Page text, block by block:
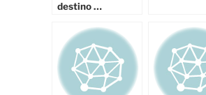
destino …